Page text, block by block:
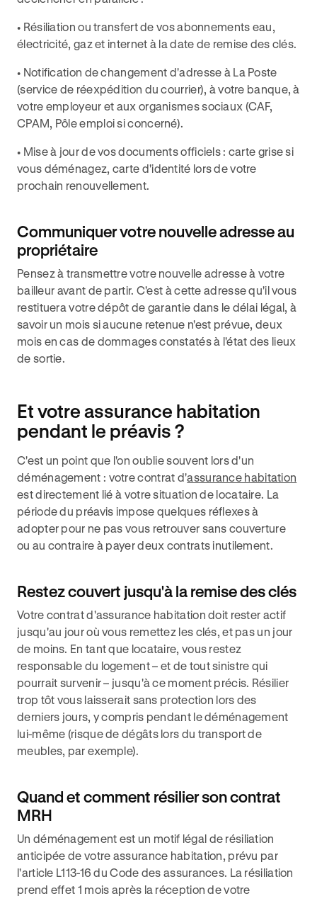
• Résiliation ou transfert de vos abonnements eau,
électricité, gaz et internet à la date de remise des clés.
• Notification de changement d'adresse à La Poste
(service de réexpédition du courrier), à votre banque, à
votre employeur et aux organismes sociaux (CAF,
CPAM, Pôle emploi si concerné).
• Mise à jour de vos documents officiels : carte grise si
vous déménagez, carte d'identité lors de votre
prochain renouvellement.
Communiquer votre nouvelle adresse au
propriétaire
Pensez à transmettre votre nouvelle adresse à votre
bailleur avant de partir. C'est à cette adresse qu'il vous
restituera votre dépôt de garantie dans le délai légal, à
savoir un mois si aucune retenue n'est prévue, deux
mois en cas de dommages constatés à l'état des lieux
de sortie.
Et votre assurance habitation
pendant le préavis ?
C'est un point que l'on oublie souvent lors d'un
déménagement : votre contrat d'assurance habitation
est directement lié à votre situation de locataire. La
période du préavis impose quelques réflexes à
adopter pour ne pas vous retrouver sans couverture
ou au contraire à payer deux contrats inutilement.
Restez couvert jusqu'à la remise des clés
Votre contrat d'assurance habitation doit rester actif
jusqu'au jour où vous remettez les clés, et pas un jour
de moins. En tant que locataire, vous restez
responsable du logement – et de tout sinistre qui
pourrait survenir – jusqu'à ce moment précis. Résilier
trop tôt vous laisserait sans protection lors des
derniers jours, y compris pendant le déménagement
lui-même (risque de dégâts lors du transport de
meubles, par exemple).
Quand et comment résilier son contrat
MRH
Un déménagement est un motif légal de résiliation
anticipée de votre assurance habitation, prévu par
l'article L113-16 du Code des assurances. La résiliation
prend effet 1 mois après la réception de votre